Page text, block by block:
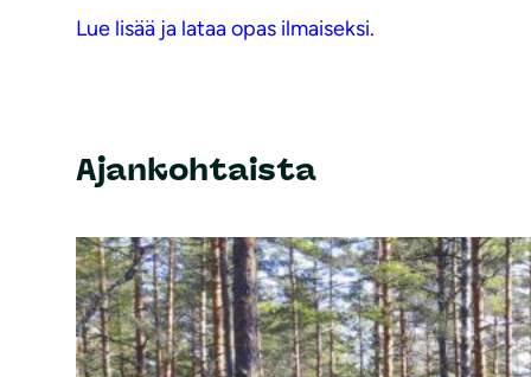
Lue lisää ja lataa opas ilmaiseksi.
Ajankohtaista